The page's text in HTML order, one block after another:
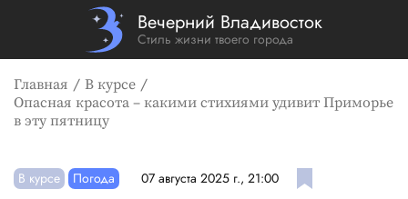
Вечерний Владивосток
Стиль жизни твоего города
Главная
В курсе
Опасная красота – какими стихиями удивит Приморье
в эту пятницу
В курсе Погода 07 августа 2025 г., 21:00